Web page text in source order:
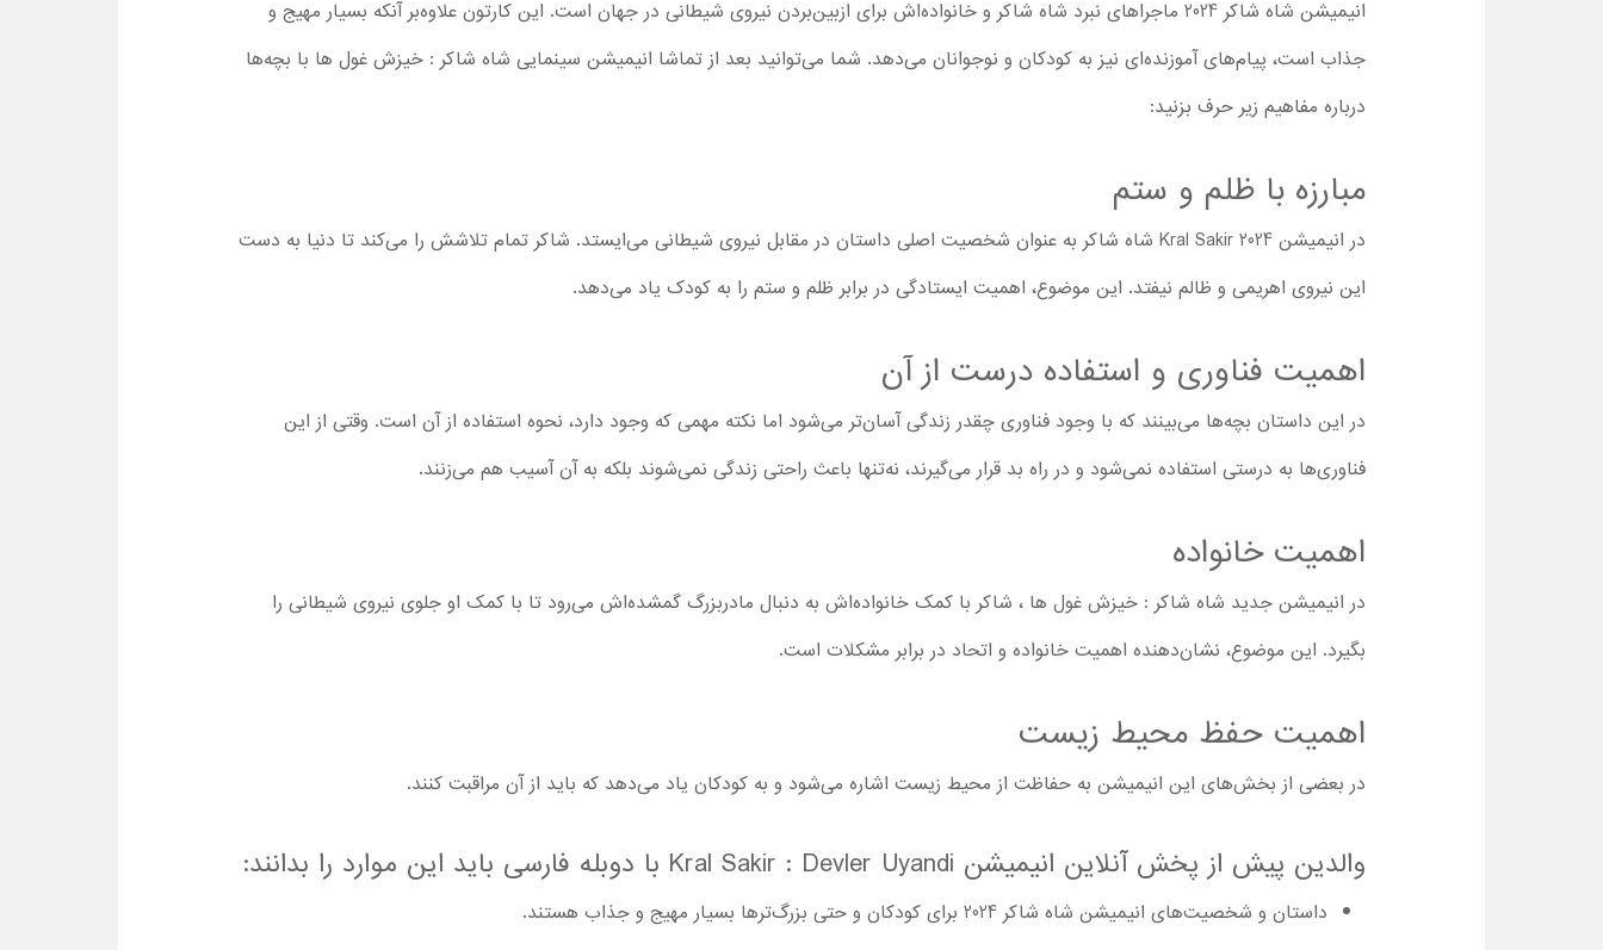
انیمیشن شاه شاکر 2024 ماجراهای نبرد شاه شاکر و خانواده‌اش برای ازبین‌بردن نیروی شیطانی در جهان است. این کارتون علاوه‌بر آنکه بسیار مهیج و
جذاب است، پیام‌های آموزنده‌ای نیز به کودکان و نوجوانان می‌دهد. شما می‌توانید بعد از تماشا انیمیشن سینمایی شاه شاکر : خیزش غول ها با بچه‌ها
درباره مفاهیم زیر حرف بزنید:
مبارزه با ظلم و ستم
در انیمیشن Kral Sakir 2024 شاه شاکر به عنوان شخصیت اصلی داستان در مقابل نیروی شیطانی می‌ایستد. شاکر تمام تلاشش را می‌کند تا دنیا به دست
این نیروی اهریمی و ظالم نیفتد. این موضوع، اهمیت ایستادگی در برابر ظلم و ستم را به کودک یاد می‌دهد.
اهمیت فناوری و استفاده درست از آن
در این داستان بچه‌ها می‌بینند که با وجود فناوری چقدر زندگی آسان‌تر می‌شود اما نکته مهمی که وجود دارد، نحوه استفاده از آن است. وقتی از این
فناوری‌ها به درستی استفاده نمی‌شود و در راه بد قرار می‌گیرند، نه‌تنها باعث راحتی زندگی نمی‌شوند بلکه به آن آسیب هم می‌زنند.
اهمیت خانواده
در انیمیشن جدید شاه شاکر : خیزش غول ها ، شاکر با کمک خانواده‌اش به دنبال مادربزرگ گمشده‌اش می‌رود تا با کمک او جلوی نیروی شیطانی را
بگیرد. این موضوع، نشان‌دهنده اهمیت خانواده و اتحاد در برابر مشکلات است.
اهمیت حفظ محیط زیست
در بعضی از بخش‌های این انیمیشن به حفاظت از محیط زیست اشاره می‌شود و به کودکان یاد می‌دهد که باید از آن مراقبت کنند.
والدین پیش از پخش آنلاین انیمیشن Kral Sakir : Devler Uyandi با دوبله فارسی باید این موارد را بدانند:
داستان و شخصیت‌های انیمیشن شاه شاکر 2024 برای کودکان و حتی بزرگ‌ترها بسیار مهیج و جذاب هستند.